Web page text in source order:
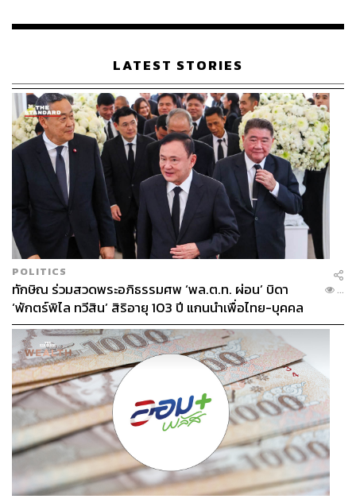
เรือนไทยที่ถูกซุกไว้
LATEST STORIES
POLITICS
ทักษิณ ร่วมสวดพระอภิธรรมศพ ‘พล.ต.ท. ผ่อน’ บิดา
‘พักตร์พิไล ทวีสิน’ สิริอายุ 103 ปี แกนนำเพื่อไทย-บุคคล
หลากวงการร่วมอาลัย
...